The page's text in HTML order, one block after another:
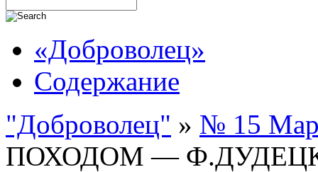
«Доброволец»
Содержание
"Доброволец" » № 15
ПОХОДОМ —